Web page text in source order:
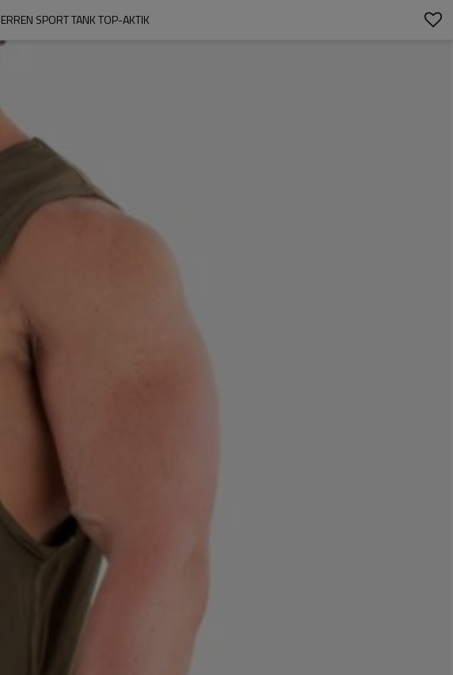
SPORT TANK TOP-AKTIK